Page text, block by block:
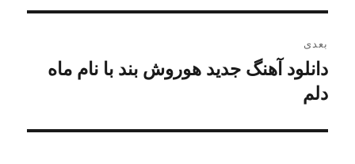
بعدی
نوشته
بعدی:
دانلود آهنگ جدید هوروش بند با نام ماه
دلم